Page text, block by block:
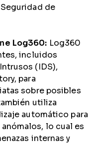
de
Log360: Log360
incluidos
(IDS),
para
sobre posibles
utiliza
automático para
lo cual es
internas y